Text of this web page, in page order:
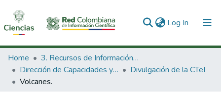
Log In (current)
Communities & Collections
All of DSpace
Home
3. Recursos de Información Científica y Tecnológica
Dirección de Capacidades y Divulgación de la CTeI
Divulgación de la CTeI
Volcanes.